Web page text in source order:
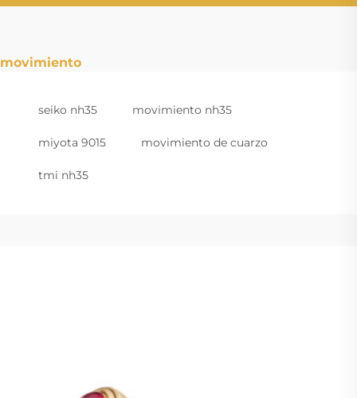
movimiento
seiko nh35 movimiento nh35
miyota 9015 movimiento de cuarzo
tmi nh35